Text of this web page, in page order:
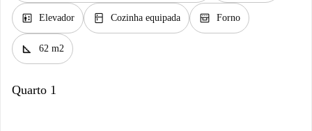
elevator Elevador kitchen Cozinha equipada oven_gen Forno
square_foot 62 m2
Quarto 1